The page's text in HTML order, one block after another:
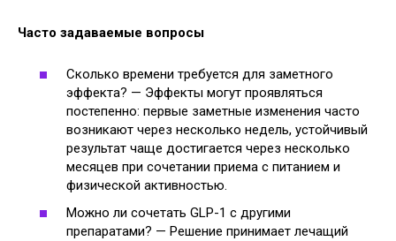
Часто задаваемые вопросы
Сколько времени требуется для заметного
эффекта? — Эффекты могут проявляться
постепенно: первые заметные изменения часто
возникают через несколько недель, устойчивый
результат чаще достигается через несколько
месяцев при сочетании приема с питанием и
физической активностью.
Можно ли сочетать GLP-1 с другими
препаратами? — Решение принимает лечащий